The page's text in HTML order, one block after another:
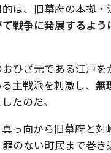
は、旧幕府の本拠
て戦争に発展するよ
ひざ元である江戸を
主戦派を刺激し、 無
たのだ。
っ向から旧幕府と対
のない町民まで巻き